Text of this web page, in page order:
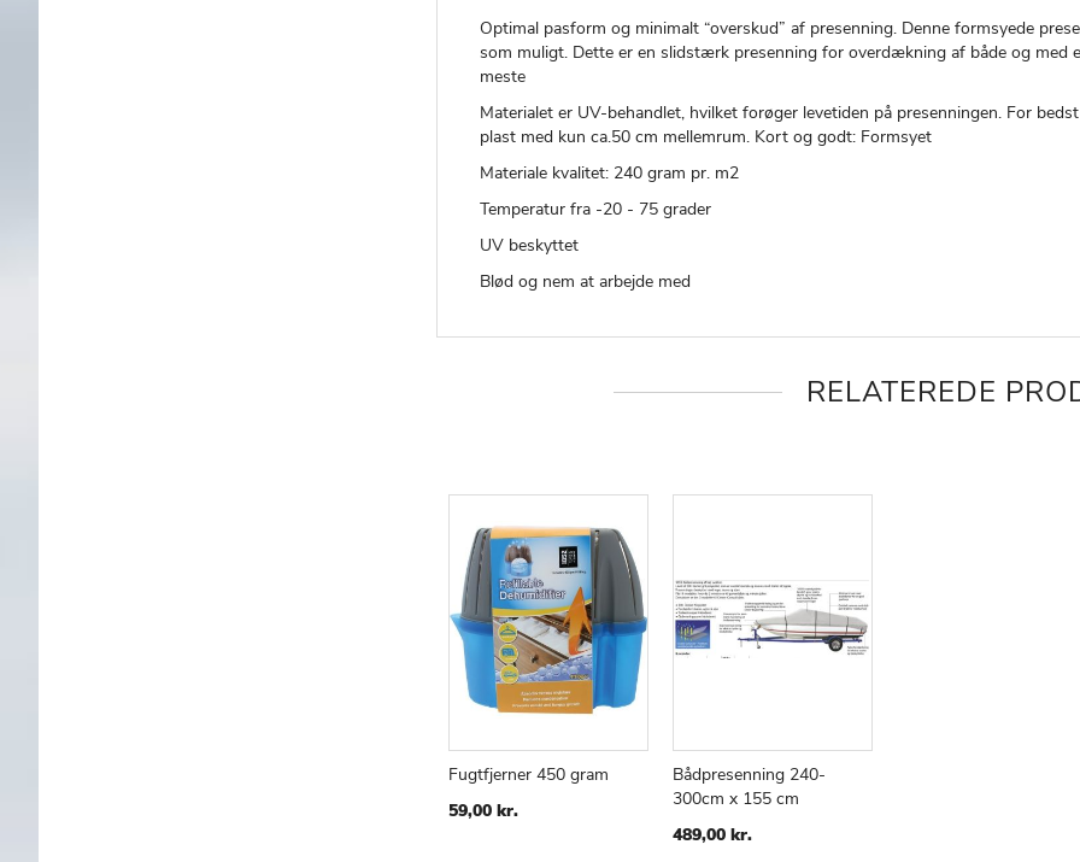
Optimal pasform og minimalt “overskud” af presenning. Denne formsyede
som muligt. Dette er en slidstærk presenning for overdækning af både og med
meste
Materialet er UV-behandlet, hvilket forøger levetiden på presenningen. For
plast med kun ca.50 cm mellemrum. Kort og godt: Formsyet
Materiale kvalitet: 240 gram pr. m2
Temperatur fra -20 - 75 grader
UV beskyttet
Blød og nem at arbejde med
RELATEREDE
TILFØJ
TIL
Fugtfjerner 450 gram
59,00 kr.
TILFØJ
TIL
ØNSKE
SAMMENLIGN
Bådpresenning 240-
300cm x 155 cm
489,00 kr.